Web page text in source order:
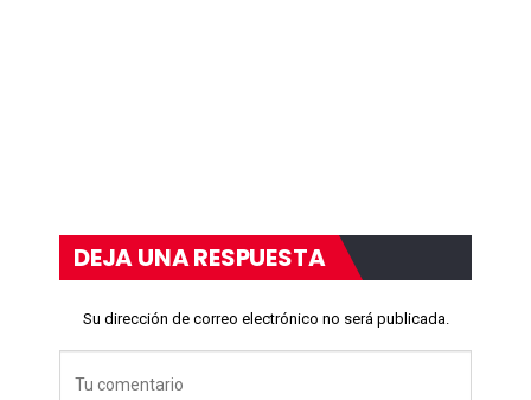
DEJA UNA RESPUESTA
Su dirección de correo electrónico no será publicada.